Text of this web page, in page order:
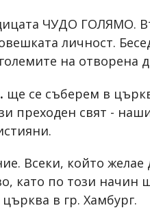
ЧУДО ГОЛЯМО.
личност.
на отворена
ще се съберем в
преходен свят -
Всеки, който желае
като по този
в гр. Хамбург.